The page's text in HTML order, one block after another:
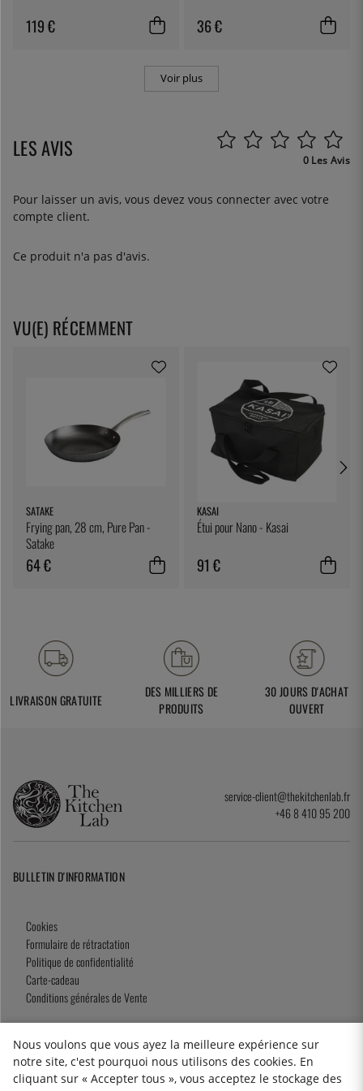
119 € 36 €
Voir plus
LES AVIS 0 Les Avis
Pour laisser un avis, vous devez vous connecter avec votre
compte client.
Ce produit n'a pas d'avis.
VU(E) RÉCEMMENT
SATAKE
Frying pan, 28 cm, Pure Pan -
Satake
64 €
KASAI
Étui pour Nano - Kasai
91 €
LIVRAISON GRATUITE
DES MILLIERS DE
PRODUITS
30 JOURS D'ACHAT
OUVERT
service-client@thekitchenlab.fr
+46 8 410 95 200
BULLETIN D'INFORMATION
Cookies
Formulaire de rétractation
Politique de confidentialité
Carte-cadeau
Conditions générales de Vente
2026 KitchenLab AB
Nous voulons que vous ayez la meilleure expérience sur
notre site, c'est pourquoi nous utilisons des cookies. En
cliquant sur « Accepter tous », vous acceptez le stockage des